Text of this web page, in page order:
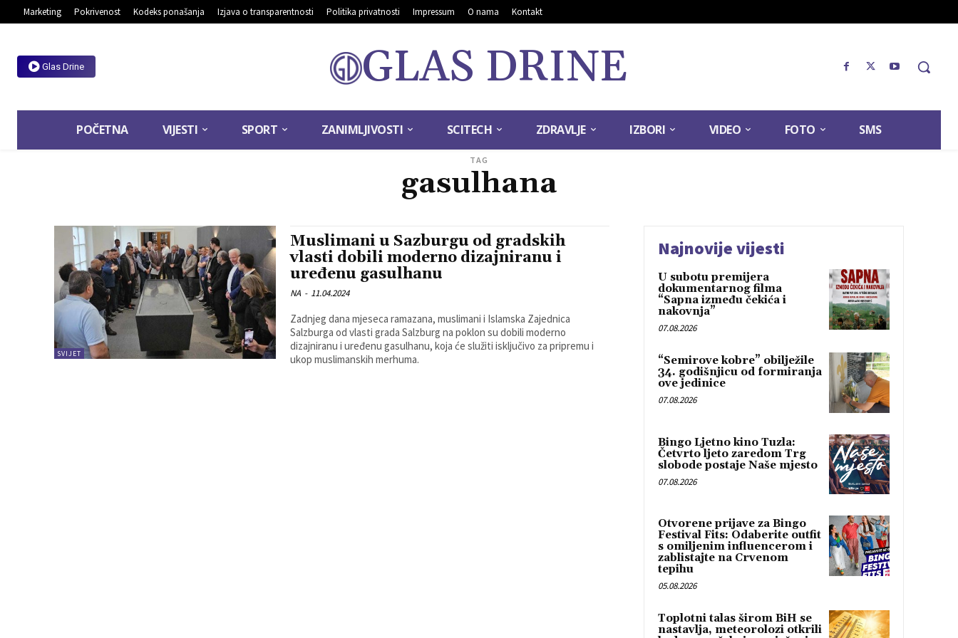
Marketing Pokrivenost Kodeks ponašanja Izjava o transparentnosti Politika privatnosti Impressum O nama Kontakt
Glas Drine GLAS DRINE
POČETNA VIJESTI SPORT ZANIMLJIVOSTI SCITECH ZDRAVLJE IZBORI VIDEO FOTO SMS
TAG
gasulhana
SVIJET
Muslimani u Sazburgu od gradskih
vlasti dobili moderno dizajniranu i
uređenu gasulhanu
NA - 11.04.2024
Zadnjeg dana mjeseca ramazana, muslimani i Islamska Zajednica
Salzburga od vlasti grada Salzburg na poklon su dobili moderno
dizajniranu i uređenu gasulhanu, koja će služiti isključivo za pripremu i
ukop muslimanskih merhuma.
Najnovije vijesti
U subotu premijera
dokumentarnog filma
“Sapna između čekića i
nakovnja”
07.08.2026
“Semirove kobre” obilježile
34. godišnjicu od formiranja
ove jedinice
07.08.2026
Bingo Ljetno kino Tuzla:
Četvrto ljeto zaredom Trg
slobode postaje Naše mjesto
07.08.2026
Otvorene prijave za Bingo
Festival Fits: Odaberite outfit
s omiljenim influencerom i
zablistajte na Crvenom
tepihu
05.08.2026
Toplotni talas širom BiH se
nastavlja, meteorolozi otkrili